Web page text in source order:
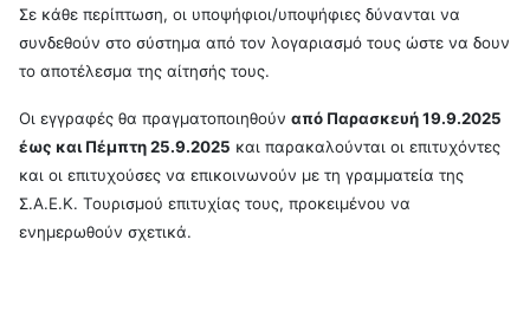
Σε κάθε περίπτωση, οι υποψήφιοι/υποψήφιες δύνανται να
συνδεθούν στο σύστημα από τον λογαριασμό τους ώστε να δουν
το αποτέλεσμα της αίτησής τους.
Οι εγγραφές θα πραγματοποιηθούν από Παρασκευή 19.9.2025
έως και Πέμπτη 25.9.2025 και παρακαλούνται οι επιτυχόντες
και οι επιτυχούσες να επικοινωνούν με τη γραμματεία της
Σ.Α.Ε.Κ. Τουρισμού επιτυχίας τους, προκειμένου να
ενημερωθούν σχετικά.